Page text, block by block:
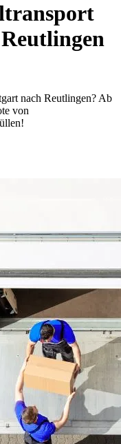
nach Reutlingen? Ab
von